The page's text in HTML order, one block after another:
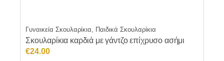
Γυναικεία Σκουλαρίκια, Παιδικά Σκουλαρίκια
Σκουλαρίκια καρδιά με γάντζο επίχρυσο ασήμι
€24.00